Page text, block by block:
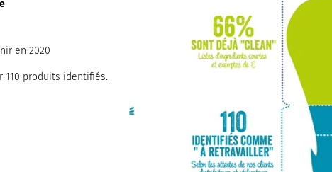
en 2020
110 produits identifiés.